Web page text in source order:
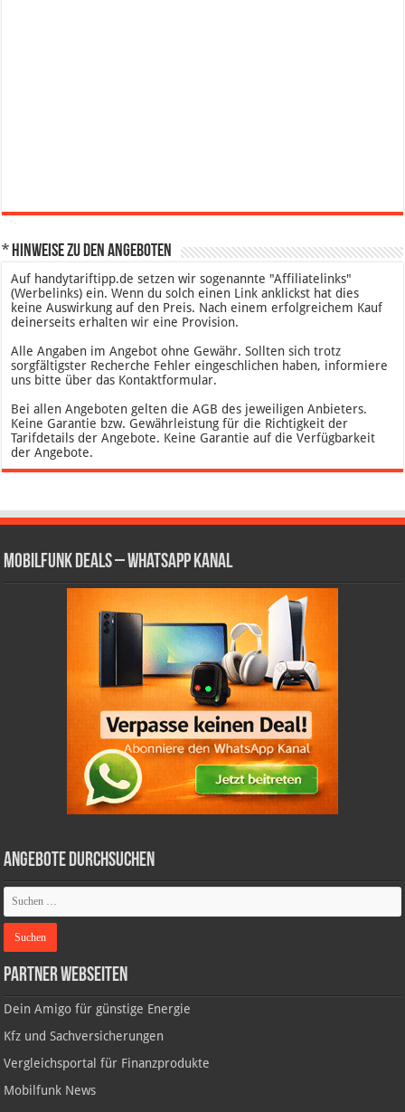
* Hinweise zu den Angeboten
Auf handytariftipp.de setzen wir sogenannte "Affiliatelinks"
(Werbelinks) ein. Wenn du solch einen Link anklickst hat dies
keine Auswirkung auf den Preis. Nach einem erfolgreichem Kauf
deinerseits erhalten wir eine Provision.
Alle Angaben im Angebot ohne Gewähr. Sollten sich trotz
sorgfältigster Recherche Fehler eingeschlichen haben, informiere
uns bitte über das Kontaktformular.
Bei allen Angeboten gelten die AGB des jeweiligen Anbieters.
Keine Garantie bzw. Gewährleistung für die Richtigkeit der
Tarifdetails der Angebote. Keine Garantie auf die Verfügbarkeit
der Angebote.
Mobilfunk Deals – WhatsApp Kanal
Angebote durchsuchen
Partner Webseiten
Dein Amigo für günstige Energie
Kfz und Sachversicherungen
Vergleichsportal für Finanzprodukte
Mobilfunk News